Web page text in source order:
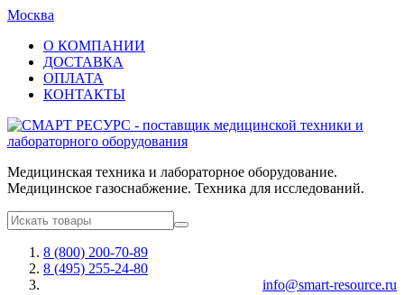
Москва
О КОМПАНИИ
ДОСТАВКА
ОПЛАТА
КОНТАКТЫ
Медицинская техника и лабораторное оборудование.
Медицинское газоснабжение. Техника для исследований.
8 (800) 200-70-89
8 (495) 255-24-80
info@smart-resource.ru